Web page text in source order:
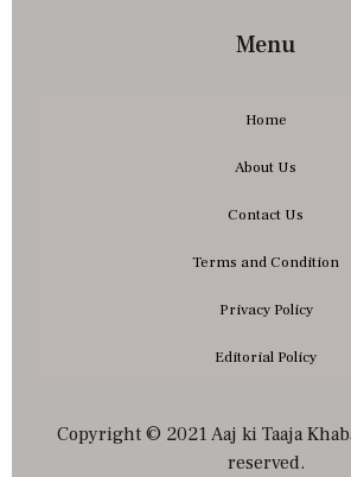
Menu
Home
About Us
Contact Us
Terms and Condition
Privacy Policy
Editorial Policy
Copyright © 2021 Aaj ki Taaja
reserved.